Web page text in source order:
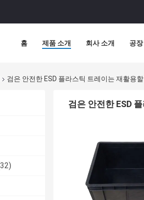
홈 제품 소개 회사 소개 공장
검은 안전한 ESD 플라스틱 트레이는 재활용
검은 안전한 ESD